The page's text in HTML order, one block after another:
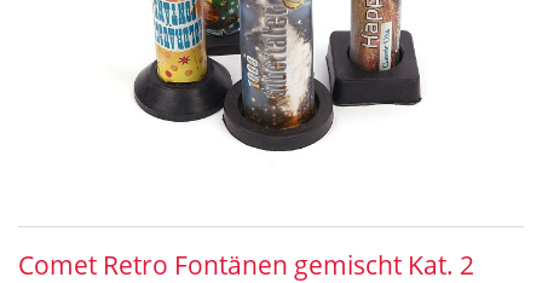
Comet Retro Fontänen gemischt Kat. 2